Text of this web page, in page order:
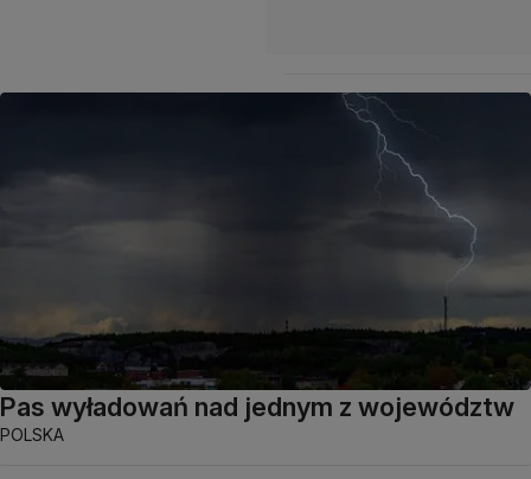
Pas wyładowań nad jednym z województw
POLSKA